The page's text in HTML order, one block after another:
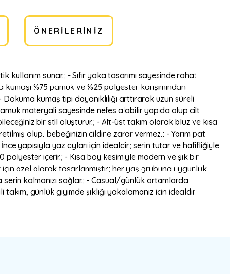
ÖNERILERINIZ
sunar.; - Sıfır yaka tasarımı sayesinde rahat
%75 pamuk ve %25 polyester karışımından
kumaş tipi dayanıklılığı arttırarak uzun süreli
materyali sayesinde nefes alabilir yapıda olup cilt
bir stil oluşturur.; - Alt-üst takım olarak bluz ve kısa
olup, bebeğinizin cildine zarar vermez.; - Yarım pat
yapısıyla yaz ayları için idealdir; serin tutar ve hafifliğiyle
polyester içerir.; - Kısa boy kesimiyle modern ve şık bir
için özel olarak tasarlanmıştır; her yaş grubuna uygunluk
kalmanızı sağlar.; - Casual/günlük ortamlarda
günlük giyimde şıklığı yakalamanız için idealdir.